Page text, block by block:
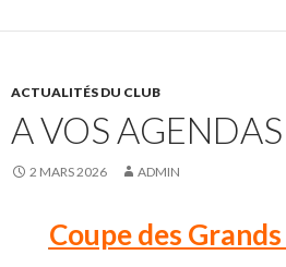
ACTUALITÉS DU CLUB
A VOS AGENDAS
2 MARS 2026 ADMIN
Coupe des